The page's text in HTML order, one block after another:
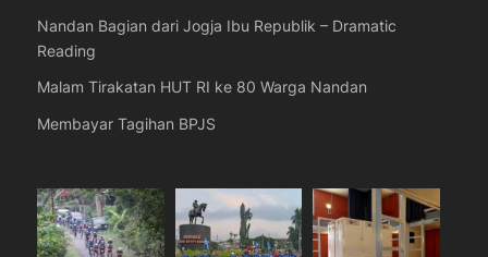
Nandan Bagian dari Jogja Ibu Republik – Dramatic
Reading
Malam Tirakatan HUT RI ke 80 Warga Nandan
Membayar Tagihan BPJS